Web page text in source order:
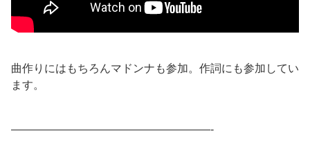
曲作りにはもちろんマドンナも参加。作詞にも参加してい
ます。
——————————————————-